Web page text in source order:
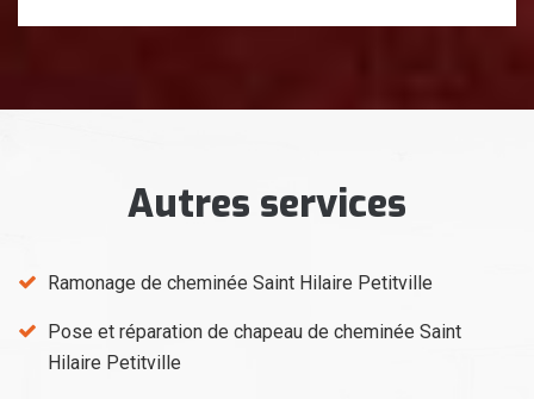
Autres services
Ramonage de cheminée Saint Hilaire Petitville
Pose et réparation de chapeau de cheminée Saint
Hilaire Petitville